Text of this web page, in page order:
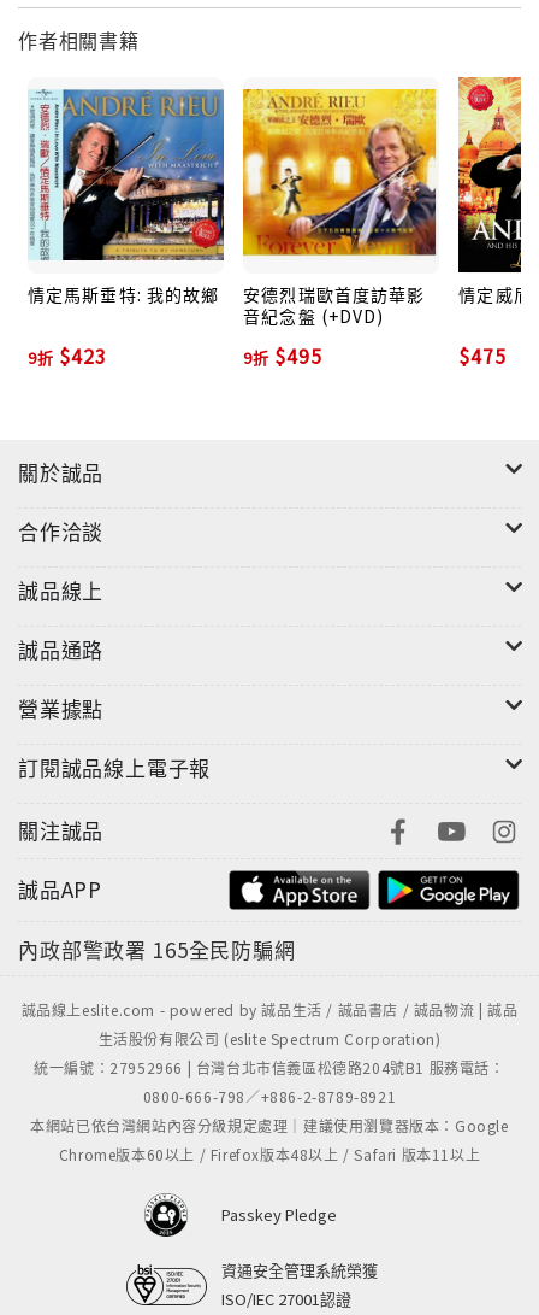
作者相關書籍
情定馬斯垂特: 我的故鄉
9折 $423
安德烈瑞歐首度訪華影
音紀念盤 (+DVD)
9折 $495
情定威尼
$475
關於誠品
合作洽談
誠品線上
誠品通路
營業據點
訂閱誠品線上電子報
關注誠品
誠品APP
內政部警政署 165全民防騙網
誠品線上eslite.com - powered by 誠品生活 / 誠品書店 / 誠品物流 | 誠品
生活股份有限公司 (eslite Spectrum Corporation)
統一編號：27952966 | 台灣台北市信義區松德路204號B1 服務電話：
0800-666-798／+886-2-8789-8921
本網站已依台灣網站內容分級規定處理｜建議使用瀏覽器版本：Google
Chrome版本60以上 / Firefox版本48以上 / Safari 版本11以上
Passkey Pledge
資通安全管理系統榮獲
ISO/IEC 27001認證